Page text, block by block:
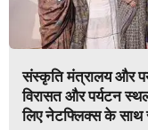
संस्कृति मंत्रालय और
विरासत और पर्यटन
लिए नेटफ्लिक्स के साथ